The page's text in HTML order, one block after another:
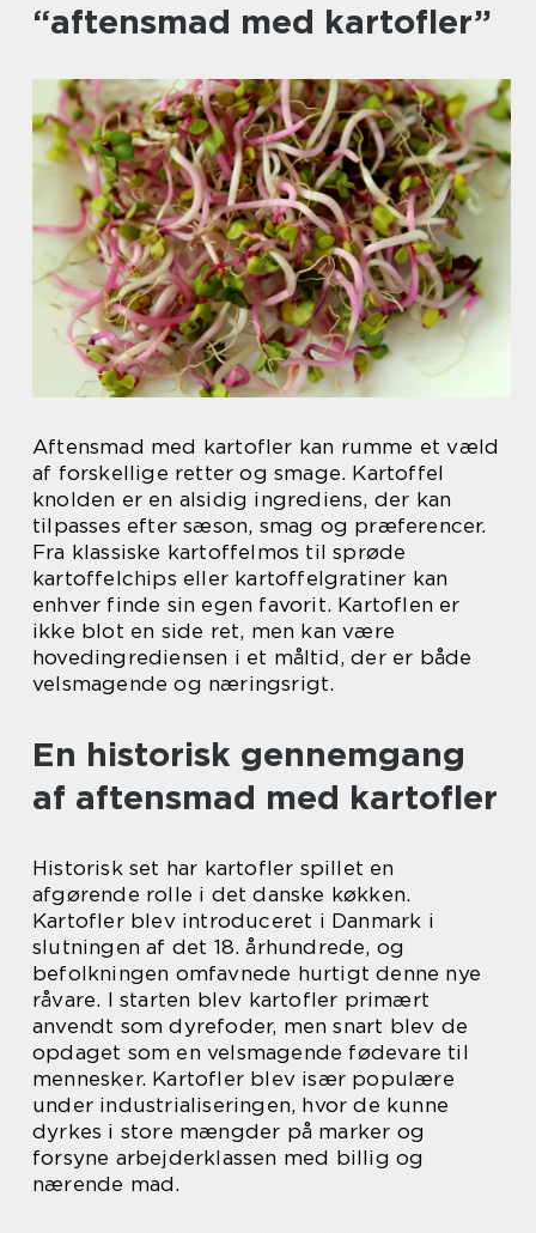
“aftensmad med kartofler”
Aftensmad med kartofler kan rumme et væld
af forskellige retter og smage. Kartoffel
knolden er en alsidig ingrediens, der kan
tilpasses efter sæson, smag og præferencer.
Fra klassiske kartoffelmos til sprøde
kartoffelchips eller kartoffelgratiner kan
enhver finde sin egen favorit. Kartoflen er
ikke blot en side ret, men kan være
hovedingrediensen i et måltid, der er både
velsmagende og næringsrigt.
En historisk gennemgang
af aftensmad med kartofler
Historisk set har kartofler spillet en
afgørende rolle i det danske køkken.
Kartofler blev introduceret i Danmark i
slutningen af det 18. århundrede, og
befolkningen omfavnede hurtigt denne nye
råvare. I starten blev kartofler primært
anvendt som dyrefoder, men snart blev de
opdaget som en velsmagende fødevare til
mennesker. Kartofler blev især populære
under industrialiseringen, hvor de kunne
dyrkes i store mængder på marker og
forsyne arbejderklassen med billig og
nærende mad.